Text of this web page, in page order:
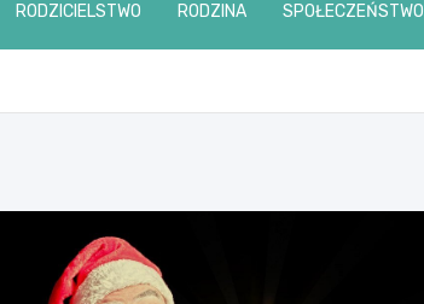
RODZICIELSTWO RODZINA SPOŁECZEŃSTWO